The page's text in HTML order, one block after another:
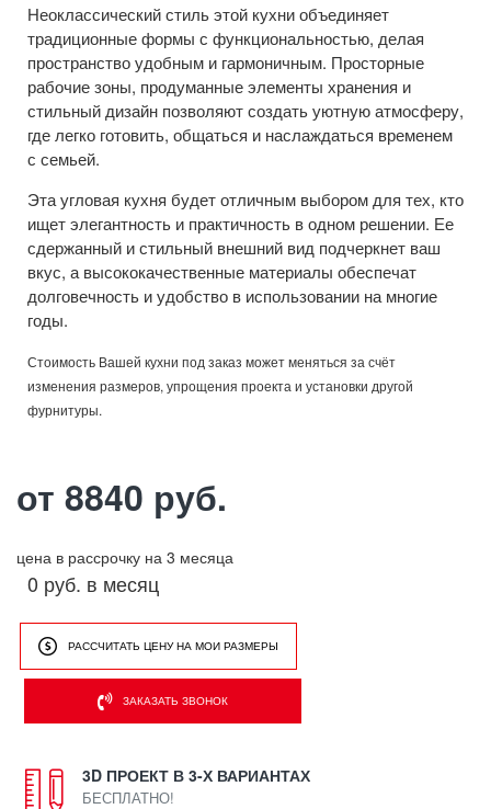
Неоклассический стиль этой кухни объединяет
традиционные формы с функциональностью, делая
пространство удобным и гармоничным. Просторные
рабочие зоны, продуманные элементы хранения и
стильный дизайн позволяют создать уютную атмосферу,
где легко готовить, общаться и наслаждаться временем
с семьей.
Эта угловая кухня будет отличным выбором для тех, кто
ищет элегантность и практичность в одном решении. Ее
сдержанный и стильный внешний вид подчеркнет ваш
вкус, а высококачественные материалы обеспечат
долговечность и удобство в использовании на многие
годы.
Стоимость Вашей кухни под заказ может меняться за счёт
изменения размеров, упрощения проекта и установки другой
фурнитуры.
от 8840 руб.
цена в рассрочку на 3 месяца
0 руб. в месяц
РАССЧИТАТЬ ЦЕНУ НА МОИ РАЗМЕРЫ
ЗАКАЗАТЬ ЗВОНОК
3D ПРОЕКТ В 3-Х ВАРИАНТАХ
БЕСПЛАТНО!